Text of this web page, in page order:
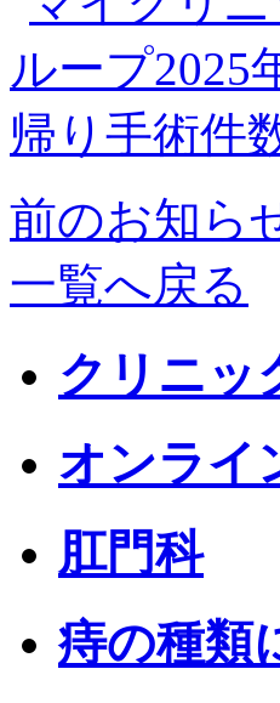
前のお知ら
一覧へ戻る
クリニッ
オンライ
肛門科
痔の種類